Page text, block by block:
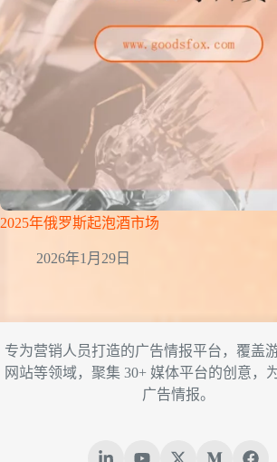
2025年俄罗斯起泡酒市场
2026年1月29日
专为营销人员打造的广告情报平台，覆盖
网站等领域，聚集 30+ 媒体平台的创意，
广告情报。